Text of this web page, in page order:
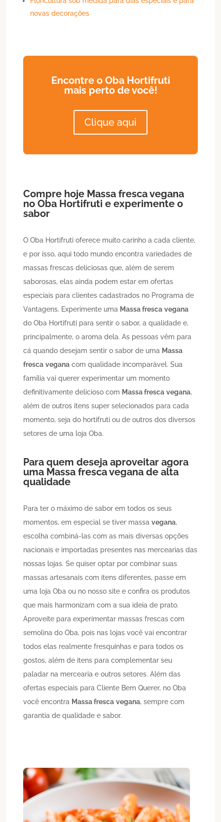
novas decorações
Encontre o Oba Hortifruti
mais perto de você!
Clique aqui
Compre hoje Massa frescavegana
no Oba Hortifruti e experimente o
sabor
O Oba Hortifruti oferece muito carinho a cada cliente,
e por isso, aqui todo mundo encontra variedades de
massas frescas deliciosas que, além de serem
saborosas, elas ainda podem estar em ofertas
especiais para clientes cadastrados no Programa de
Vantagens. Experimente uma Massa fresca vegana
do Oba Hortifruti para sentir o sabor, a qualidade e,
principalmente, o aroma dela. As pessoas vêm para
cá quando desejam sentir o sabor de uma Massa
fresca vegana com qualidade incomparável. Sua
família vai querer experimentar um momento
definitivamente delicioso com Massa fresca vegana,
além de outros itens super selecionados para cada
momento, seja do hortifruti ou de outros dos diversos
setores de uma loja Oba.
Para quem deseja aproveitar agora
uma Massa frescavegana de alta
qualidade
Para ter o máximo de sabor em todos os seus
momentos, em especial se tiver massavegana,
escolha combiná-las com as mais diversas opções
nacionais e importadas presentes nas mercearias das
nossas lojas. Se quiser optar por combinar suas
massas artesanais com itens diferentes, passe em
uma loja Oba ou no nosso site e confira os produtos
que mais harmonizam com a sua ideia de prato.
Aproveite para experimentar massas frescas com
semolina do Oba, pois nas lojas você vai encontrar
todos elas realmente fresquinhas e para todos os
gostos, além de itens para complementar seu
paladar na mercearia e outros setores. Além das
ofertas especiais para Cliente Bem Querer, no Oba
você encontra Massa fresca vegana, sempre com
garantia de qualidade e sabor.